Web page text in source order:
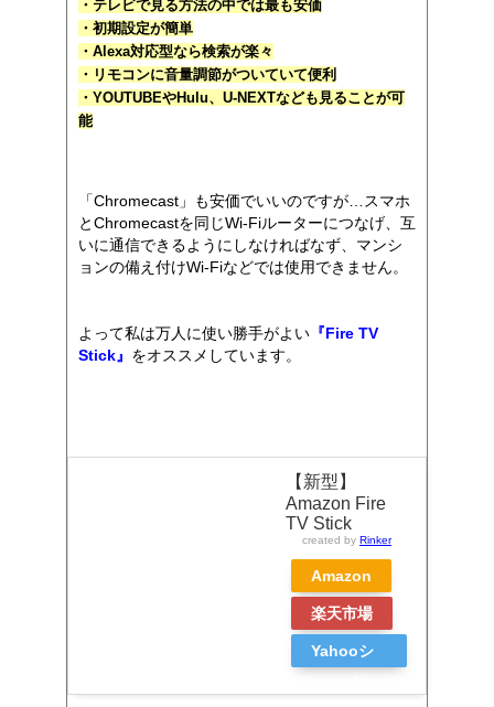
・テレビで見る方法の中では最も安価
・初期設定が簡単
・Alexa対応型なら検索が楽々
・リモコンに音量調節がついていて便利
・YOUTUBEやHulu、U-NEXTなども見ることが可
能
「Chromecast」も安価でいいのですが…スマホ
とChromecastを同じWi-Fiルーターにつなげ、互
いに通信できるようにしなければなず、マンシ
ョンの備え付けWi-Fiなどでは使用できません。
よって私は万人に使い勝手がよい 『Fire TV
Stick』 をオススメしています。
【新型】
Amazon Fire
TV Stick
created by Rinker
Amazon
楽天市場
Yahooシ